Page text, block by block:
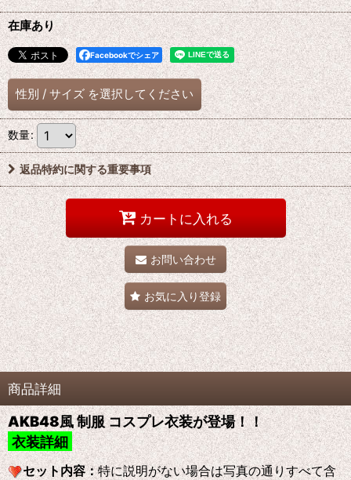
在庫あり
Facebookでシェア
性別 / サイズ を選択してください
数量:
返品特約に関する重要事項
カートに入れる
お問い合わせ
お気に入り登録
商品詳細
AKB48風 制服 コスプレ衣装が登場！！
衣装詳細
セット内容：特に説明がない場合は写真の通りすべて含